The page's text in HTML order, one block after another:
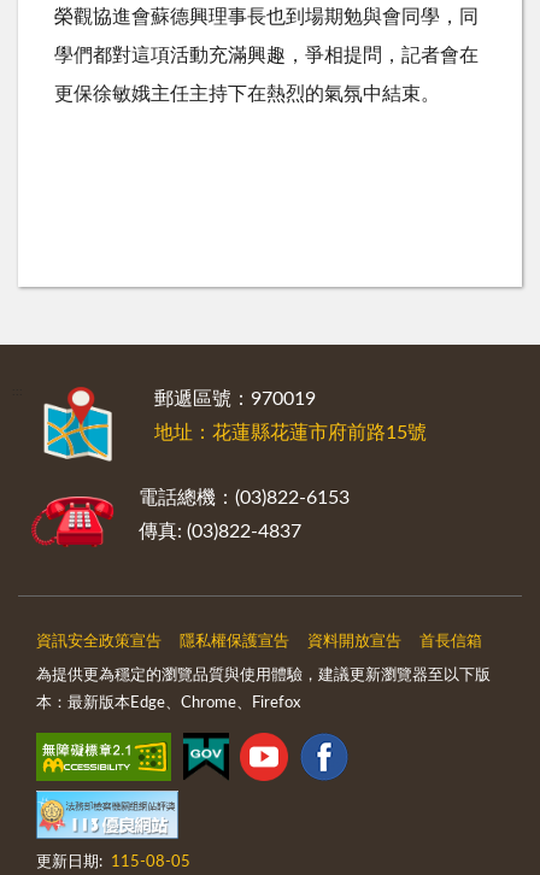
榮觀協進會蘇德興理事長也到場期勉與會同學，同
學們都對這項活動充滿興趣，爭相提問，記者會在
更保徐敏娥主任主持下在熱烈的氣氛中結束。
郵遞區號：970019
地址：花蓮縣花蓮市府前路15號
電話總機：(03)822-6153
傳真: (03)822-4837
資訊安全政策宣告 隱私權保護宣告 資料開放宣告 首長信箱
為提供更為穩定的瀏覽品質與使用體驗，建議更新瀏覽器至以下版
本：最新版本Edge、Chrome、Firefox
更新日期: 115-08-05